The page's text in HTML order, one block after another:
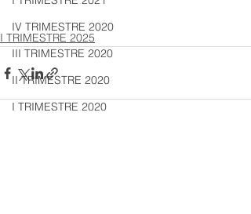
IV TRIMESTRE 2020
III TRIMESTRE 2020
II TRIMESTRE 2020
I TRIMESTRE 2020
I TRIMESTRE 2025